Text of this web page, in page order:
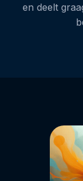
en deelt